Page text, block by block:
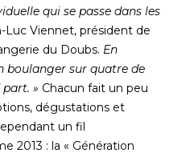
qui se passe dans les
Luc Viennet, président de
du Doubs. En
boulanger sur quatre de
» Chacun fait un peu
dégustations et
un fil
2013 : la « Génération